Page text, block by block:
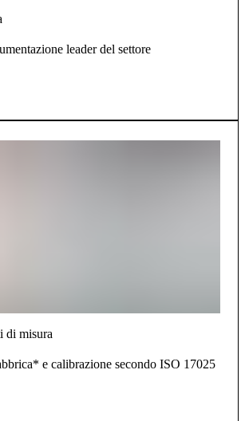
leader del settore
di misura
e calibrazione secondo ISO 17025